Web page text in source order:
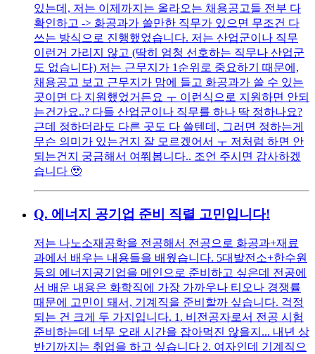
있는데, 저는 이제까지는 올라오는 채용공고들 전부 다
확인하고 -> 화공과가 쓸만한 직무가 있으면 무조건 다
쓰는 방식으로 진행했었습니다. 저는 산업군이나 직무
이런거 가리지 않고 (딱히 엄청 선호하는 직무나 산업군
도 없습니다) 저는 근무지가 1순위로 중요하기 때문에,
채용공고 보고 근무지가 맘에 들고 화공과가 쓸 수 있는
곳이면 다 지원했었거든요 ㅜ 이런식으로 지원하면 안되
는건가요..? 다들 산업군이나 직무를 하나 딱 정하나요?
근데 정하더라도 다른 곳도 다 쓸텐데, 그러면 정하는게
무슨 의미가 있는건지 잘 모르겠어서 ㅜ 저처럼 하면 안
되는건지 궁금해서 여쭤봅니다.. 조언 주시면 감사하겠
습니다 🥹
Q. 에너지 공기업 준비 직렬 고민입니다!
저는 나노소재공학을 전공해서 전공으로 화공과+재료
과에서 배우는 내용들을 배웠습니다. 5대발전소+한수원
등의 에너지공기업을 메인으로 준비하고 싶은데 전공에
서 배운 내용은 화학직에 가장 가까우나 티오나 경쟁률
때문에 고민이 돼서, 기계직을 준비할까 싶습니다. 걱정
되는 건 크게 두 가지입니다. 1. 비전공자로서 전공 시험
준비하는데 너무 오래 시간을 잡아먹진 않을지... 내년 상
반기까지는 취업을 하고 싶습니다 2. 여자인데 기계직으